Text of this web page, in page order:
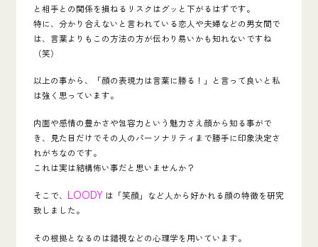
と相手との関係を損ねるリスクはグッと下がるはずです。
特に、分かり合えないと言われている恋人や夫婦などの男女間で
は、言葉よりもこの方法の方が伝わり易いかも知れないですね
（笑）
以上の事から、 「顔の表現力は言葉に勝る！」 と言って良いと私
は強く思っています。
内面や感情の豊かさや包容力という魅力さえ顔から知る事がで
き、見た目だけでその人のパーソナリティまで勝手に印象決定さ
れがちなのです。
これは実は結構怖い事だと思いませんか？
そこで、 LOODYは「笑顔」など人から好かれる顔の特徴を研究
致しました。
その根拠となるのは錯視などの心理学を用いています。